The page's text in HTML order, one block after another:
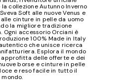
collezione Autunno Inverno
Soft alle nuove Venus e
cinture in pelle da uomo
la migliore tradizione
Ogni accessorio Orciani è
100% Made in Italy
che unisce ricerca
Esplora il mondo
approfitta delle offerte e dei
borse e cinture in pelle
e reso facile in tutto il
mondo.